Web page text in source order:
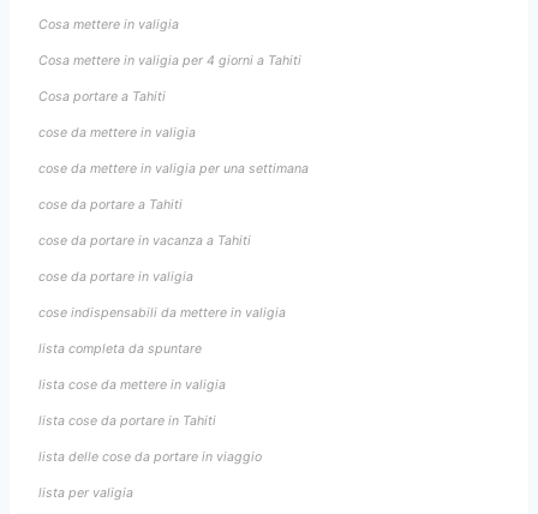
Cosa mettere in valigia
Cosa mettere in valigia per 4 giorni a Tahiti
Cosa portare a Tahiti
cose da mettere in valigia
cose da mettere in valigia per una settimana
cose da portare a Tahiti
cose da portare in vacanza a Tahiti
cose da portare in valigia
cose indispensabili da mettere in valigia
lista completa da spuntare
lista cose da mettere in valigia
lista cose da portare in Tahiti
lista delle cose da portare in viaggio
lista per valigia